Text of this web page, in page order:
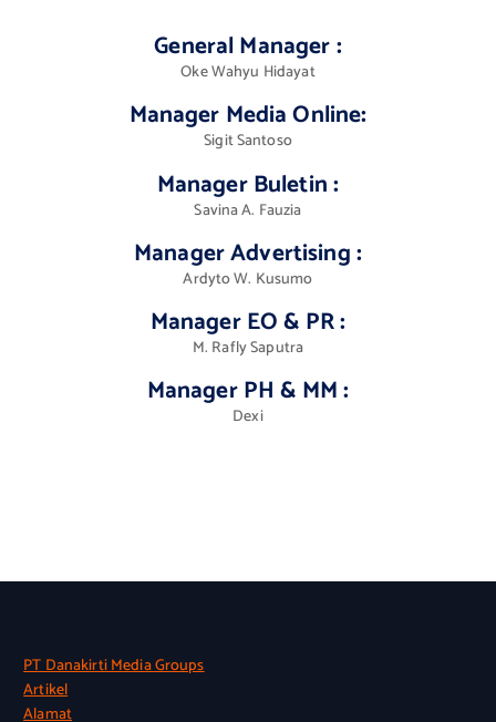
General Manager:
Oke Wahyu Hidayat
Manager Media Online:
Sigit Santoso
Manager Buletin:
Savina A. Fauzia
Manager Advertising:
Ardyto W. Kusumo
Manager EO & PR:
M. Rafly Saputra
Manager PH & MM:
Dexi
PT Danakirti Media Groups
Artikel
Alamat